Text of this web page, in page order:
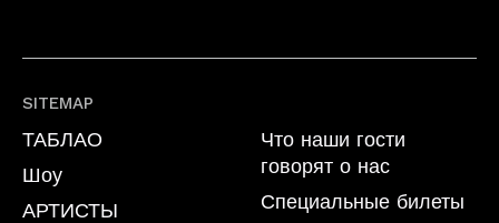
SITEMAP
ТАБЛАО
Шоу
АРТИСТЫ
Что наши гости
говорят о нас
Специальные билеты